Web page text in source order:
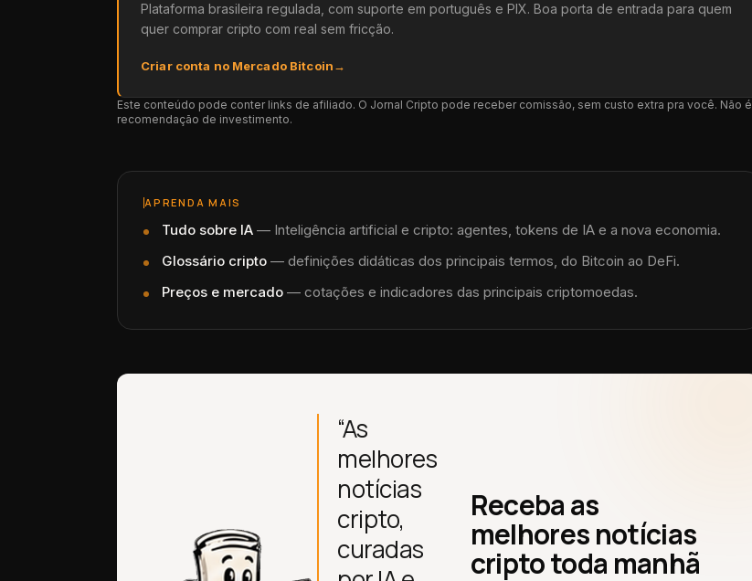
Plataforma brasileira regulada, com suporte em português e PIX. Boa porta de entrada para quem
quer comprar cripto com real sem fricção.
Criar conta no Mercado Bitcoin→
Este conteúdo pode conter links de afiliado. O Jornal Cripto pode receber comissão, sem custo extra pra você. Não é
recomendação de investimento.
APRENDA MAIS
Tudo sobre IA — Inteligência artificial e cripto: agentes, tokens de IA e a nova economia.
Glossário cripto — definições didáticas dos principais termos, do Bitcoin ao DeFi.
Preços e mercado — cotações e indicadores das principais criptomoedas.
“As
melhores
notícias
cripto,
curadas
Receba as
melhores notícias
cripto toda manhã